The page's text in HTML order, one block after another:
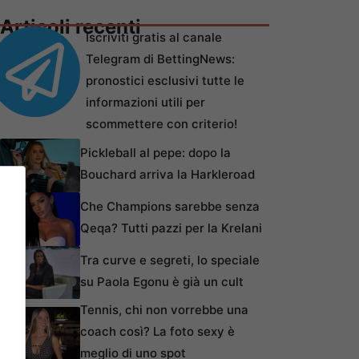
Articoli recentiIscriviti gratis al canale
Telegram di BettingNews:
pronostici esclusivi tutte le
informazioni utili per
scommettere con criterio!
Pickleball al pepe: dopo la
Bouchard arriva la Harkleroad
Che Champions sarebbe senza
Qeqa? Tutti pazzi per la Krelani
Tra curve e segreti, lo speciale
su Paola Egonu è già un cult
Tennis, chi non vorrebbe una
coach così? La foto sexy è
meglio di uno spot